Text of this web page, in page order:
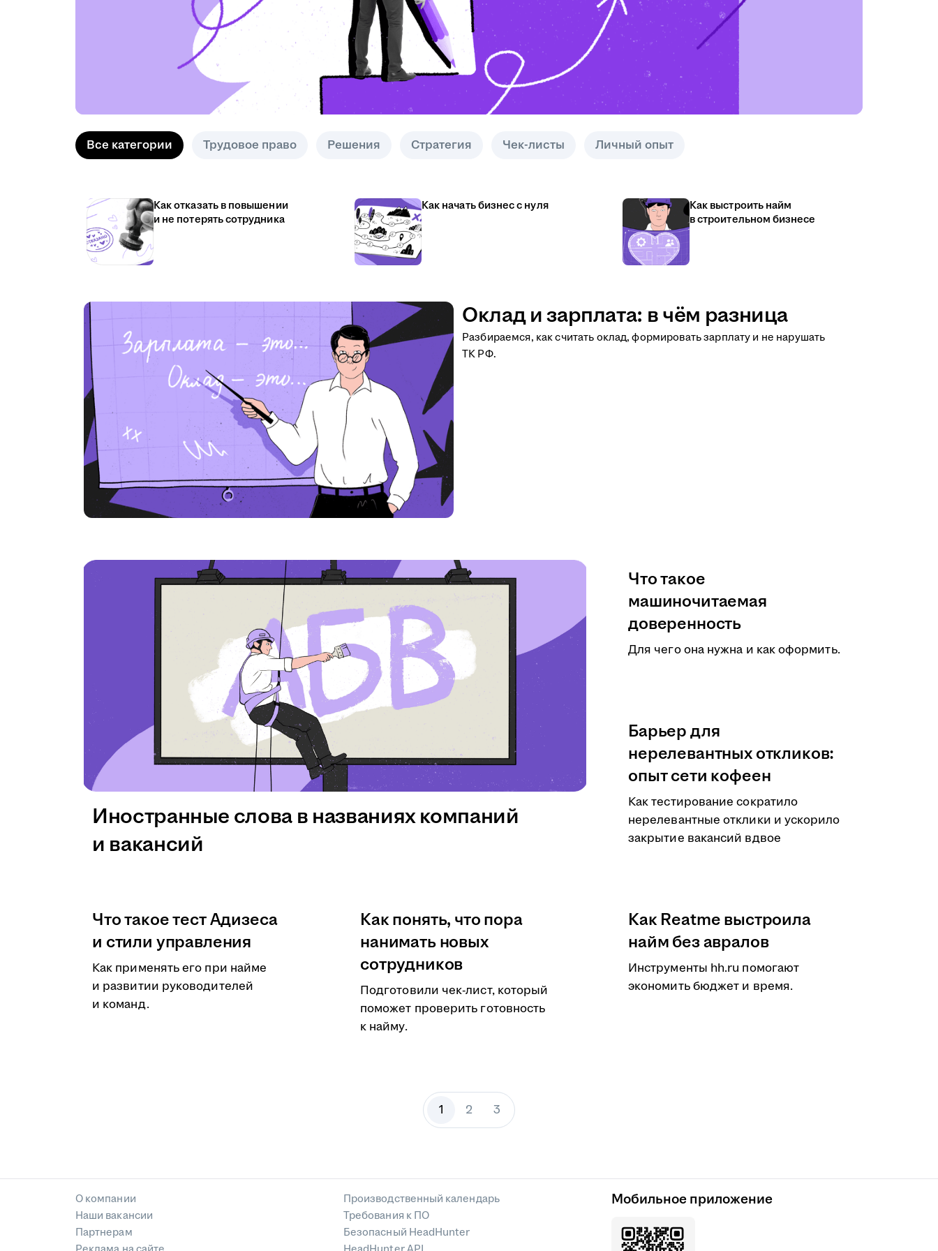
Все категории Трудовое право Решения Стратегия Чек-листы Личный опыт
Как отказать в повышении
и не потерять сотрудника
Как начать бизнес с нуля
Как выстроить найм
в строительном бизнесе
Оклад и зарплата: в чём разница
Разбираемся, как считать оклад, формировать зарплату и не нарушать
ТК РФ.
Иностранные слова в названиях компаний
и вакансий
Что такое
машиночитаемая
доверенность
Для чего она нужна и как оформить.
Барьер для
нерелевантных откликов:
опыт сети кофеен
Как тестирование сократило
нерелевантные отклики и ускорило
закрытие вакансий вдвое
Что такое тест Адизеса
и стили управления
Как применять его при найме
и развитии руководителей
и команд.
Как понять, что пора
нанимать новых
сотрудников
Подготовили чек-лист, который
поможет проверить готовность
к найму.
Как Reatme выстроила
найм без авралов
Инструменты hh.ru помогают
экономить бюджет и время.
1 2 3
О компании
Наши вакансии
Партнерам
Производственный календарь
Требования к ПО
Безопасный HeadHunter
Мобильное приложение